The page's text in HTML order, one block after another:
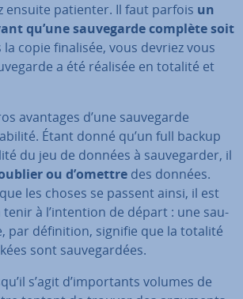
ensuite patienter. Il faut parfois un
qu’une sau­ve­garde complète soit
la copie finalisée, vous devriez vous
a été réalisée en totalité et
avantages d’une sau­ve­garde
Étant donné qu’un full backup
du jeu de données à sau­ve­gar­der, il
ou d’omettre des données.
les choses se passent ainsi, il est
tenir à l’intention de départ : une sau­
par dé­fi­ni­tion, signifie que la totalité
sont sau­ve­gar­dées.
s’agit d’im­por­tants volumes de